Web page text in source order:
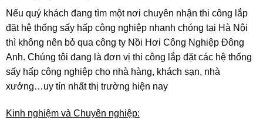
Nếu quý khách đang tìm một nơi chuyên nhận thi công lắp
đặt hệ thống sấy hấp công nghiệp nhanh chóng tại Hà Nội
thì không nên bỏ qua công ty Nồi Hơi Công Nghiệp Đông
Anh. Chúng tôi đang là đơn vị thi công lắp đặt các hệ thống
sấy hấp công nghiệp cho nhà hàng, khách sạn, nhà
xưởng…uy tín nhất thị trường hiện nay
Kinh nghiệm và Chuyên nghiệp: